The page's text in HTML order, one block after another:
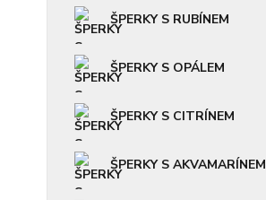
ŠPERKY S RUBÍNEM
ŠPERKY S OPÁLEM
ŠPERKY S CITRÍNEM
ŠPERKY S AKVAMARÍNEM